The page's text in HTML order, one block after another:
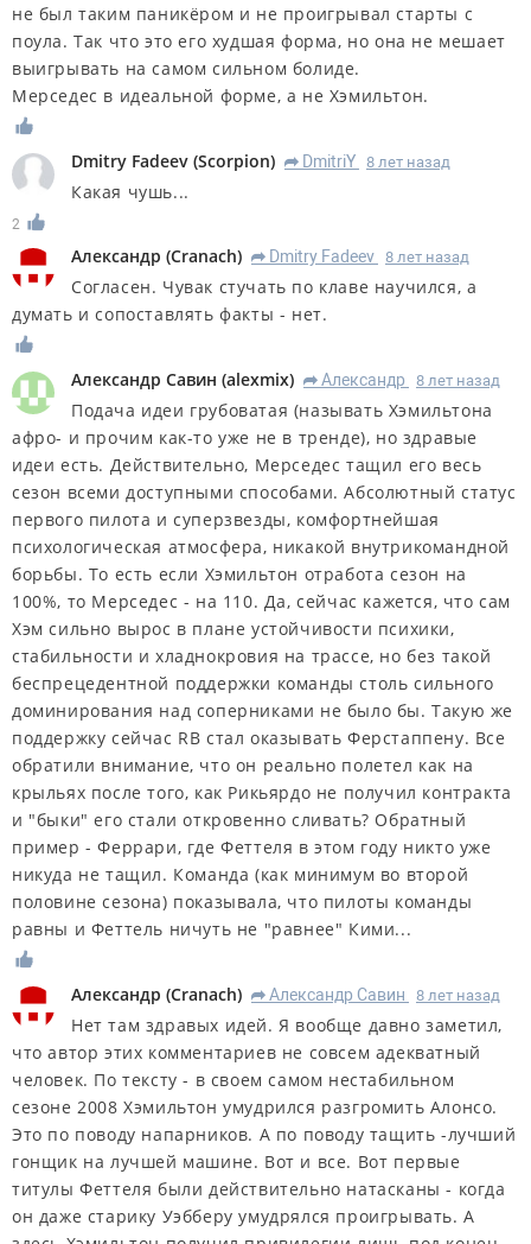
не был таким паникёром и не проигрывал старты с
поула. Так что это его худшая форма, но она не мешает
выигрывать на самом сильном болиде.
Мерседес в идеальной форме, а не Хэмильтон.
Dmitry Fadeev (Scorpion) R DmitriY 8 лет назад
Какая чушь...
2
Александр (Cranach) R Dmitry Fadeev 8 лет назад
Согласен. Чувак стучать по клаве научился, а
думать и сопоставлять факты - нет.
Александр Савин (alexmix) R Александр 8 лет назад
Подача идеи грубоватая (называть Хэмильтона
афро- и прочим как-то уже не в тренде), но здравые
идеи есть. Действительно, Мерседес тащил его весь
сезон всеми доступными способами. Абсолютный статус
первого пилота и суперзвезды, комфортнейшая
психологическая атмосфера, никакой внутрикомандной
борьбы. То есть если Хэмильтон отработа сезон на
100%, то Мерседес - на 110. Да, сейчас кажется, что сам
Хэм сильно вырос в плане устойчивости психики,
стабильности и хладнокровия на трассе, но без такой
беспрецедентной поддержки команды столь сильного
доминирования над соперниками не было бы. Такую же
поддержку сейчас RB стал оказывать Ферстаппену. Все
обратили внимание, что он реально полетел как на
крыльях после того, как Рикьярдо не получил контракта
и "быки" его стали откровенно сливать? Обратный
пример - Феррари, где Феттеля в этом году никто уже
никуда не тащил. Команда (как минимум во второй
половине сезона) показывала, что пилоты команды
равны и Феттель ничуть не "равнее" Кими...
Александр (Cranach) R Александр Савин 8 лет назад
Нет там здравых идей. Я вообще давно заметил,
что автор этих комментариев не совсем адекватный
человек. По тексту - в своем самом нестабильном
сезоне 2008 Хэмильтон умудрился разгромить Алонсо.
Это по поводу напарников. А по поводу тащить -лучший
гонщик на лучшей машине. Вот и все. Вот первые
титулы Феттеля были действительно натасканы - когда
он даже старику Уэбберу умудрялся проигрывать. А